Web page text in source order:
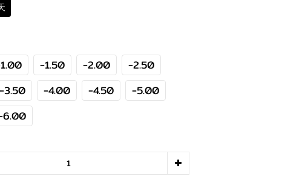
-1.50 -2.00
-2.50
-3.50 -4.00 -4.50
-5.00